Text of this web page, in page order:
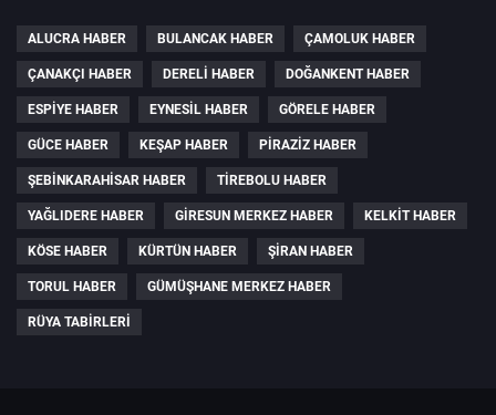
ALUCRA HABER BULANCAK HABER ÇAMOLUK HABER
ÇANAKÇI HABER DERELI HABER DOĞANKENT HABER
ESPIYE HABER EYNESIL HABER GÖRELE HABER
GÜCE HABER KEŞAP HABER PIRAZIZ HABER
ŞEBINKARAHISAR HABER TIREBOLU HABER
YAĞLIDERE HABER GIRESUN MERKEZ HABER KELKIT HABER
KÖSE HABER KÜRTÜN HABER ŞIRAN HABER
TORUL HABER GÜMÜŞHANE MERKEZ HABER
RÜYA TABIRLERI